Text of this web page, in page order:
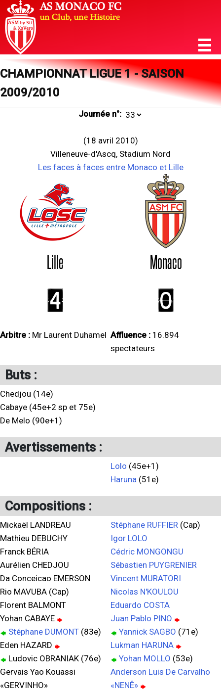
CHAMPIONNAT LIGUE 1 - SAISON
2009/2010
Journée n°:
(18 avril 2010)
Villeneuve-d'Ascq, Stadium Nord
Les faces à faces entre Monaco et Lille
Lille Monaco
4 0
Arbitre : Mr Laurent Duhamel Affluence : 16.894
spectateurs
Buts :
Chedjou (14e)
Cabaye (45e+2 sp et 75e)
De Melo (90e+1)
Avertissements :
Lolo (45e+1)
Haruna (51e)
Compositions :
Mickaël LANDREAU
Mathieu DEBUCHY
Franck BÉRIA
Aurélien CHEDJOU
Da Conceicao EMERSON
Rio MAVUBA (Cap)
Florent BALMONT
Yohan CABAYE
Stéphane DUMONT (83e)
Eden HAZARD
Ludovic OBRANIAK (76e)
Gervais Yao Kouassi
«GERVINHO»
Stéphane RUFFIER (Cap)
Igor LOLO
Cédric MONGONGU
Sébastien PUYGRENIER
Vincent MURATORI
Nicolas N'KOULOU
Eduardo COSTA
Juan Pablo PINO
Yannick SAGBO (71e)
Lukman HARUNA
Yohan MOLLO (53e)
Anderson Luis De Carvalho
«NENÊ»